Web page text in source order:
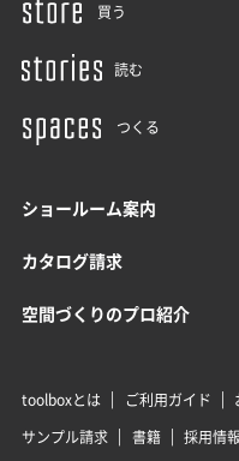
買う
読む
つくる
ショールーム案内
カタログ請求
空間づくりのプロ紹介
toolboxとは ご利用ガイド
サンプル請求
書籍 採用情報